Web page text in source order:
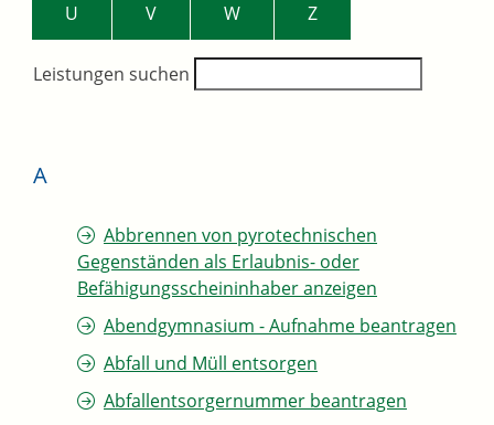
U V W Z
Leistungen suchen
A
Abbrennen von pyrotechnischen
Gegenständen als Erlaubnis- oder
Befähigungsscheininhaber anzeigen
Abendgymnasium - Aufnahme beantragen
Abfall und Müll entsorgen
Abfallentsorgernummer beantragen